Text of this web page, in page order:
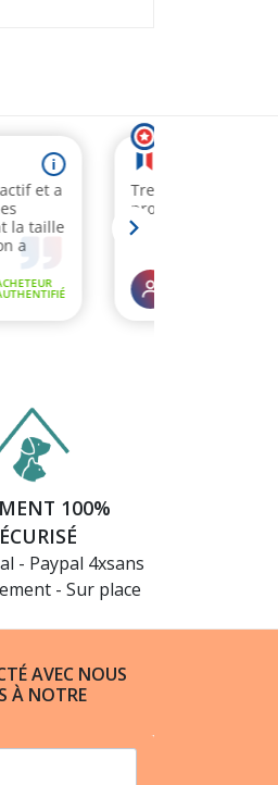
100%
- Paypal 4xsans
- Sur place
AVEC NOUS
À NOTRE